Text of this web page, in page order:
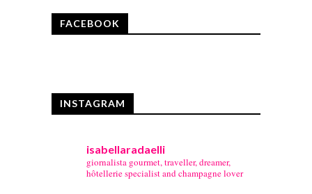
FACEBOOK
INSTAGRAM
isabellaradaelli
giornalista gourmet, traveller, dreamer,
hôtellerie specialist and champagne lover